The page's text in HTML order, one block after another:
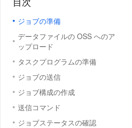
ジョブの準備
データファイルの OSS へのア
ップロード
タスクプログラムの準備
ジョブの送信
ジョブ構成の作成
送信コマンド
ジョブステータスの確認